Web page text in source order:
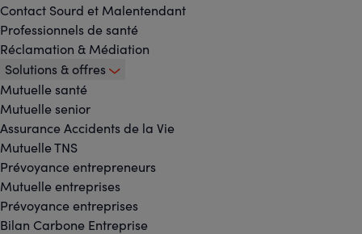
Contact Sourd et Malentendant
Professionnels de santé
Réclamation & Médiation
Solutions & offres
Mutuelle santé
Mutuelle senior
Assurance Accidents de la Vie
Mutuelle TNS
Prévoyance entrepreneurs
Mutuelle entreprises
Prévoyance entreprises
Bilan Carbone Entreprise